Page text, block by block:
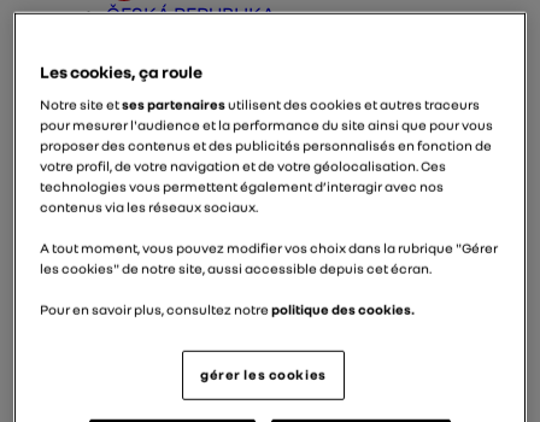
ČESKÁ REPUBLIKA
ESPAÑA
DEUTSCHLAND
INDIA
ITALIA
MALTA
Les cookies, ça roule
Notre site etses partenairesutilisent des cookies et autres traceurs
pour mesurer l'audience et la performance du site ainsi que pour vous
proposer des contenus et des publicités personnalisés en fonction de
votre profil, de votre navigation et de votre géolocalisation. Ces
technologies vous permettent également d’interagir avec nos
contenus via les réseaux sociaux.
A tout moment, vous pouvez modifier vos choix dans la rubrique "Gérer
les cookies" de notre site, aussi accessible depuis cet écran.
Pour en savoir plus, consultez notrepolitique des cookies.
gérer les cookies